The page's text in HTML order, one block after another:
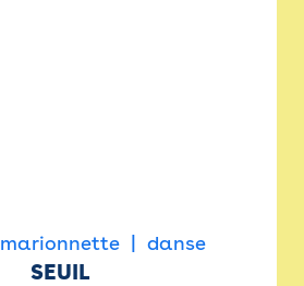
marionnette danse
SEUIL